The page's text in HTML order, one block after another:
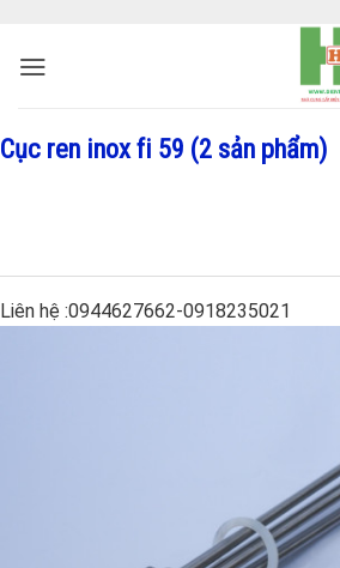
Cục ren inox fi 59 (2 sản phẩm)
Liên hệ :0944627662-0918235021